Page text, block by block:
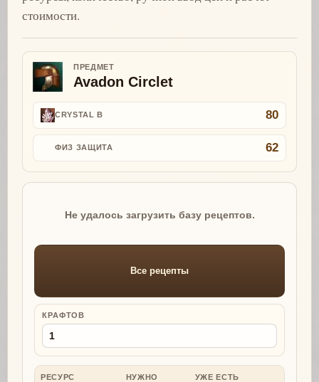
стоимости.
ПРЕДМЕТ
Avadon Circlet
CRYSTAL B 80
ФИЗ ЗАЩИТА 62
Не удалось загрузить базу рецептов.
Все рецепты
КРАФТОВ
РЕСУРС НУЖНО УЖЕ ЕСТЬ